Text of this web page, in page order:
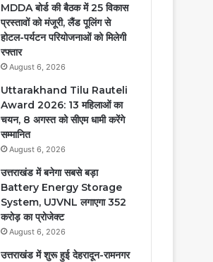
MDDA बोर्ड की बैठक में 25 विकास
प्रस्तावों को मंजूरी, लैंड पूलिंग से
होटल-पर्यटन परियोजनाओं को मिलेगी
रफ्तार
August 6, 2026
Uttarakhand Tilu Rauteli
Award 2026: 13 महिलाओं का
चयन, 8 अगस्त को सीएम धामी करेंगे
सम्मानित
August 6, 2026
उत्तराखंड में बनेगा सबसे बड़ा
Battery Energy Storage
System, UJVNL लगाएगा 352
करोड़ का प्रोजेक्ट
August 6, 2026
उत्तराखंड में शुरू हुई देहरादून-रामनगर